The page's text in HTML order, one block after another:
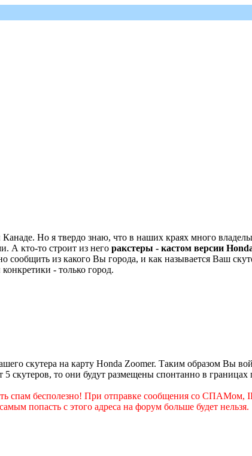
Но я твердо знаю, что в наших краях много
А кто-то строит из него ракстеры - кастом версии
сообщить из какого Вы города, и как называется Ваш
- только город.
скутера на карту Honda Zoomer. Таким образом Вы
скутеров, то они будут размещены спонтанно в границах
бесполезно! При отправке сообщения со СПАМом, IP
попасть с этого адреса на форум больше будет нельзя.